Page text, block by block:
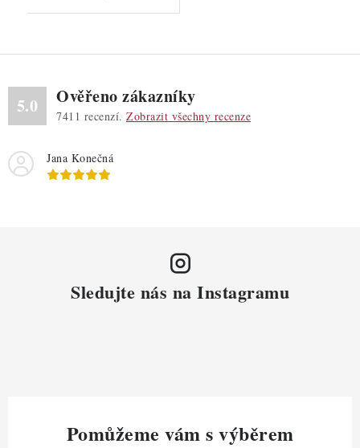
5.0 Ověřeno zákazníky
7411 recenzí. Zobrazit všechny recenze
Jana Konečná
Sledujte nás na Instagramu
Pomůžeme vám s výběrem